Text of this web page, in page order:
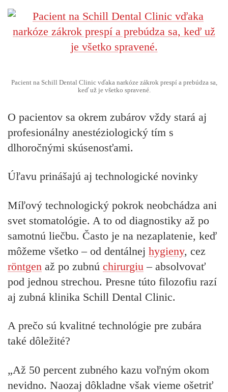
Pacient na Schill Dental Clinic vďaka narkóze zákrok prespí a prebúdza sa,
keď už je všetko spravené.
O pacientov sa okrem zubárov vždy stará aj
profesionálny anestéziologický tím s
dlhoročnými skúsenosťami.
Úľavu prinášajú aj technologické novinky
Míľový technologický pokrok neobchádza ani
svet stomatológie. A to od diagnostiky až po
samotnú liečbu. Často je na nezaplatenie, keď
môžeme všetko – od dentálnej hygieny, cez
röntgen až po zubnú chirurgiu – absolvovať
pod jednou strechou. Presne túto filozofiu razí
aj zubná klinika Schill Dental Clinic.
A prečo sú kvalitné technológie pre zubára
také dôležité?
„Až 50 percent zubného kazu voľným okom
nevidno. Naozaj dôkladne však vieme ošetriť